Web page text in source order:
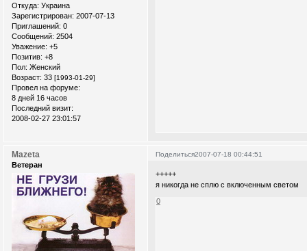
Откуда: Украина
Зарегистрирован: 2007-07-13
Приглашений: 0
Сообщений: 2504
Уважение: +5
Позитив: +8
Пол: Женский
Возраст: 33 [1993-01-29]
Провел на форуме:
8 дней 16 часов
Последний визит:
2008-02-27 23:01:57
Поделиться2007-07-18 00:44:51
Mazeta
Ветеран
+++++
я никогда не сплю с включенным светом
0